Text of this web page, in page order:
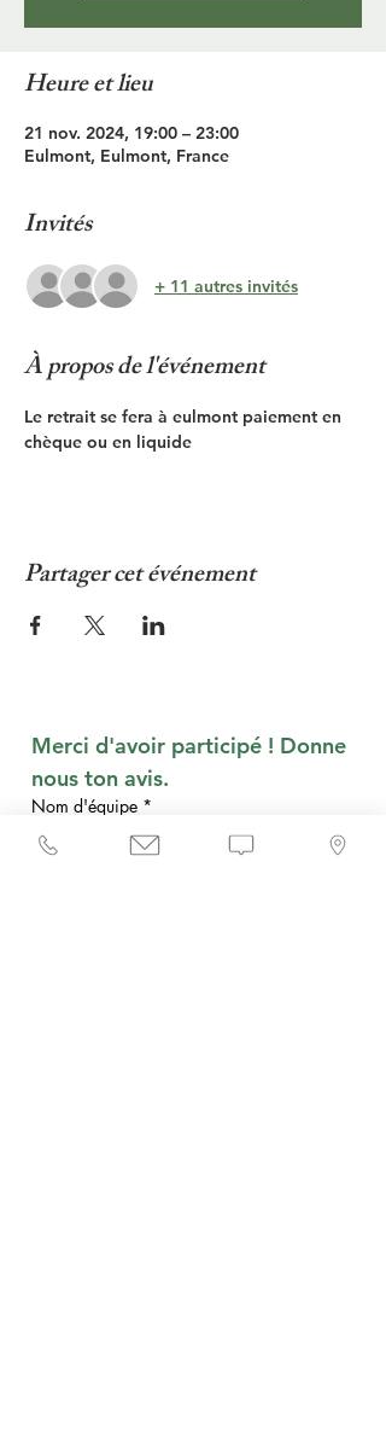
Heure et lieu
21 nov. 2024, 19:00 – 23:00
Eulmont, Eulmont, France
Invités
+ 11 autres invités
À propos de l'événement
Le retrait se fera à eulmont paiement en
chèque ou en liquide
Partager cet événement
Merci d'avoir participé ! Donne
nous ton avis.
Nom d'équipe *